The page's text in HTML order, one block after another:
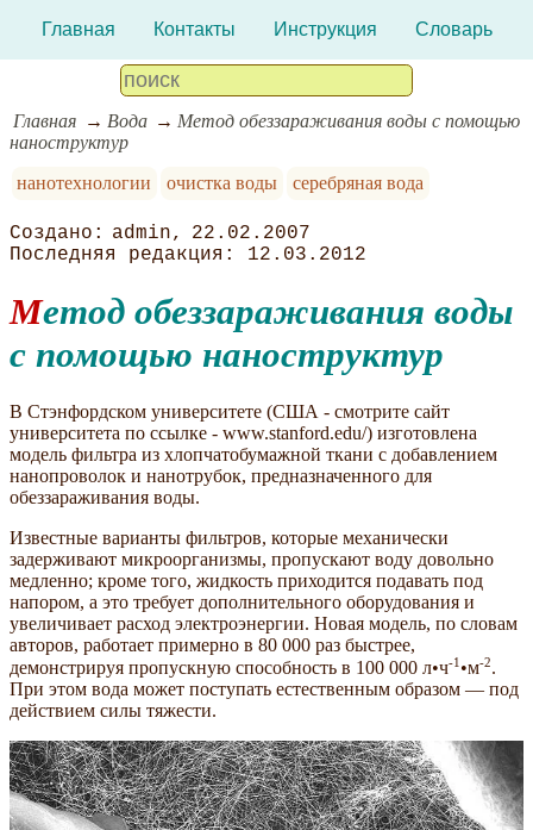
Главная Контакты Инструкция Словарь
Главная Вода
Метод обеззараживания воды с помощью
наноструктур
нанотехнологии
очистка воды серебряная вода
admin
22.02.2007
12.03.2012
Метод обеззараживания воды
с помощью наноструктур
В Стэнфордском университете (США - смотрите сайт
университета по ссылке - www.stanford.edu/) изготовлена
модель фильтра из хлопчатобумажной ткани с добавлением
нанопроволок и нанотрубок, предназначенного для
обеззараживания воды.
Известные варианты фильтров, которые механически
задерживают микроорганизмы, пропускают воду довольно
медленно; кроме того, жидкость приходится подавать под
напором, а это требует дополнительного оборудования и
увеличивает расход электроэнергии. Новая модель, по словам
авторов, работает примерно в 80 000 раз быстрее,
демонстрируя пропускную способность в 100 000 л•ч-1 •м-2.
При этом вода может поступать естественным образом — под
действием силы тяжести.